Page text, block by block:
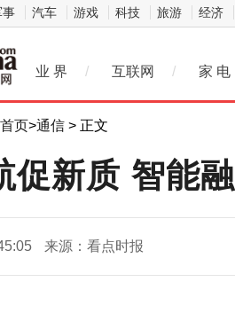
事 汽车 游戏 科技 旅游 经济
业 界 / 互联网 / 家 电
页>通信 > 正文
促新质 智能
来源：看点时报